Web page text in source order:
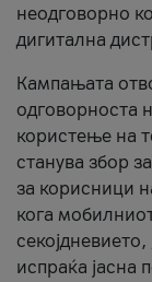
неодговорно
дигитална
Кампањата
одговорноста
користење на
станува збор
за корисници
кога
испраќа јасна